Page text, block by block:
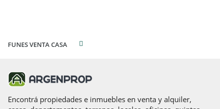
FUNES VENTA CASA
Encontrá propiedades e inmuebles en venta y alquiler,